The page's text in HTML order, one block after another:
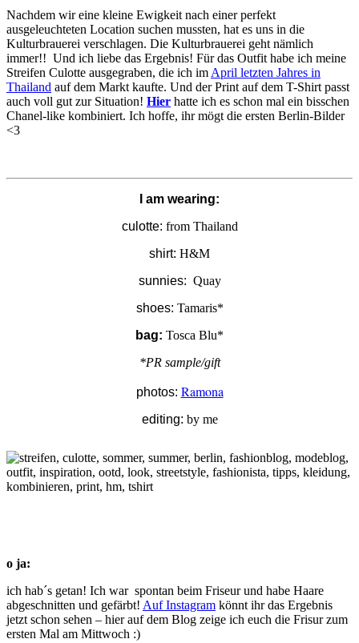
Nachdem wir eine kleine Ewigkeit nach einer perfekt
ausgeleuchteten Location suchen mussten, hat es uns in die
Kulturbrauerei verschlagen. Die Kulturbrauerei geht nämlich
immer!! Und ich liebe das Ergebnis! Für das Outfit habe ich meine
Streifen Culotte ausgegraben, die ich im April letzten Jahres in
Thailand auf dem Markt kaufte. Und der Print auf dem T-Shirt passt
auch voll gut zur Situation! Hier hatte ich es schon mal ein bisschen
Chanel-like kombiniert. Ich hoffe, ihr mögt die ersten Berlin-Bilder
<3
I am wearing:
culotte: from Thailand
shirt: H&M
sunnies: Quay
shoes: Tamaris*
bag: Tosca Blu*
*PR sample/gift
photos: Ramona
editing: by me
o ja:
ich hab´s getan! Ich war spontan beim Friseur und habe Haare
abgeschnitten und gefärbt! Auf Instagram könnt ihr das Ergebnis
jetzt schon sehen – hier auf dem Blog zeige ich euch die Frisur zum
ersten Mal am Mittwoch :)